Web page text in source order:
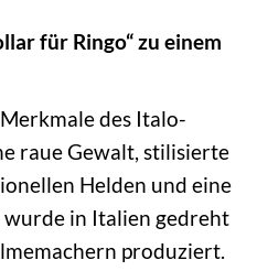
für Ringo“ zu einem
des Italo-
raue Gewalt, stilisierte
Helden und eine
in Italien gedreht
produziert.